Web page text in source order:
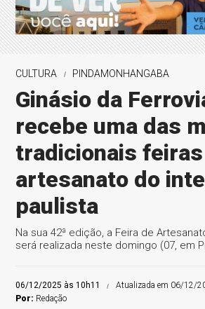
CULTURA PINDAMONHANGABA
Ginásio da
recebe uma das
tradicionais
artesanato do
paulista
Na sua 42ª edição, a Feira de
será realizada neste domingo (07, em
06/12/2025 às 10h11
Atualizada em 06/12/
Por: Redação